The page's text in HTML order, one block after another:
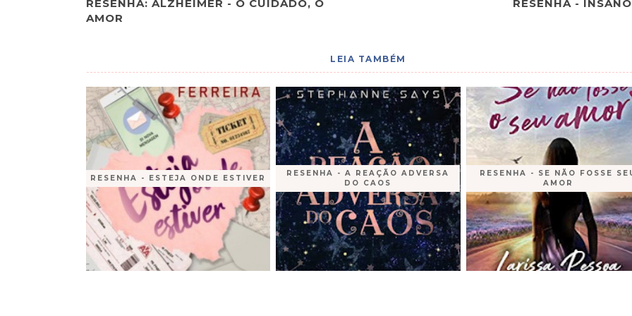
RESENHA: ALZHEIMER - O CUIDADO, O
AMOR
RESENHA -
LEIA TAMBÉM
RESENHA - ESTEJA ONDE ESTIVER
RESENHA - A REAÇÃO ADVERSA
DO CAOS
RESENHA - SE NÃO FOSSE
AMOR